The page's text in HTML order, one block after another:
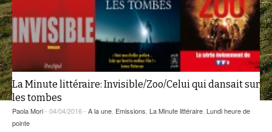
ZIRCONIUM
ANCIENNES ÉMISSIONS
La Minute littéraire: Invisible/Zoo/Celui qui dansait sur
les tombes
Paola Mori- 04/04/2016 - A la une Emissions La Minute littéraire Lundi heure de
pointe